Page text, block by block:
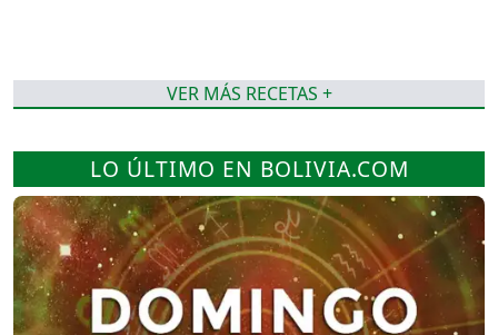
VER MÁS RECETAS +
LO ÚLTIMO EN BOLIVIA.COM